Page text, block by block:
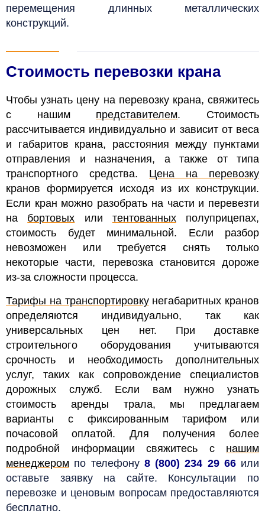
перемещения длинных металлических
конструкций.
Стоимость перевозки крана
Чтобы узнать цену на перевозку крана, свяжитесь
с нашим представителем. Стоимость
рассчитывается индивидуально и зависит от веса
и габаритов крана, расстояния между пунктами
отправления и назначения, а также от типа
транспортного средства. Цена на перевозку
кранов формируется исходя из их конструкции.
Если кран можно разобрать на части и перевезти
на бортовых или тентованныхполуприцепах,
стоимость будет минимальной. Если разбор
невозможен или требуется снять только
некоторые части, перевозка становится дороже
из-за сложности процесса.
Тарифы на транспортировкунегабаритных кранов
определяются индивидуально, так как
универсальных цен нет. При доставке
строительного оборудования учитываются
срочность и необходимость дополнительных
услуг, таких как сопровождение специалистов
дорожных служб. Если вам нужно узнать
стоимость аренды трала, мы предлагаем
варианты с фиксированным тарифом или
почасовой оплатой. Для получения более
подробной информации свяжитесь с нашим
менеджером по телефону 8 (800) 234 29 66или
оставьте заявку на сайте. Консультации по
перевозке и ценовым вопросам предоставляются
бесплатно.